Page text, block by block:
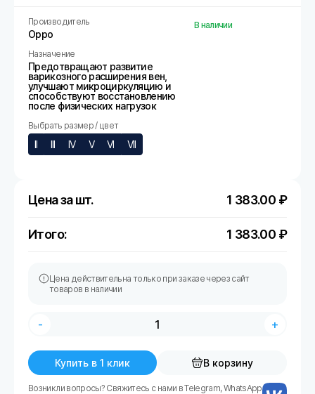
Производитель
Oppo
Назначение
Предотвращают развитие
варикозного расширения вен,
улучшают микроциркуляцию и
способствуют восстановлению
после физических нагрузок
Выбрать размер / цвет
II III IV V VI VII
В наличии
Цена за шт. 1 383.00 ₽
Итого: 1 383.00 ₽
Цена действительна только при заказе через сайт
товаров в наличии
- +
Купить в 1 клик В корзину
Возникли вопросы? Свяжитесь с нами в Telegram, WhatsApp